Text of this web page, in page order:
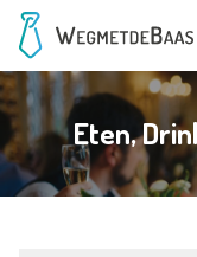
Eten,